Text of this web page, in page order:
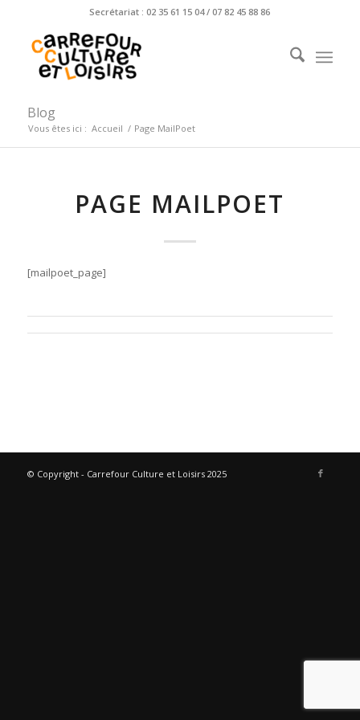
Secrétariat : 02 35 61 15 04 / 07 82 45 88 86
Blog
Vous êtes ici : Accueil / Page MailPoet
PAGE MAILPOET
[mailpoet_page]
© Copyright - Carrefour Culture et Loisirs 2025